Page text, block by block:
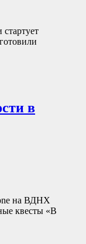
стартует
в
на ВДНХ
квесты «В